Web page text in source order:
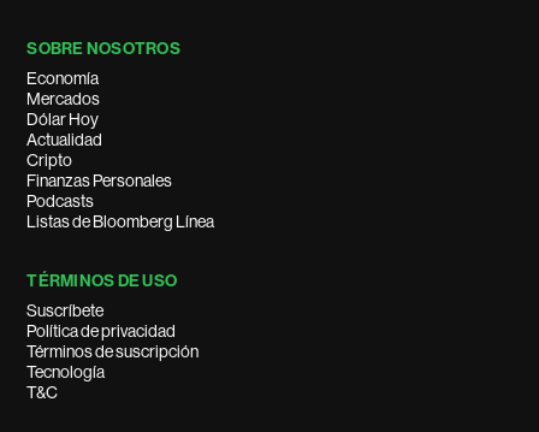
SOBRE NOSOTROS
Economía
Mercados
Dólar Hoy
Actualidad
Cripto
Finanzas Personales
Podcasts
Listas de Bloomberg Línea
TÉRMINOS DE USO
Suscríbete
Política de privacidad
Términos de suscripción
Tecnología
T&C